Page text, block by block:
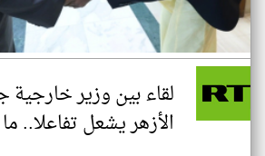
لقاء بين وزير خارجية
الأزهر يشعل تفاعلا..